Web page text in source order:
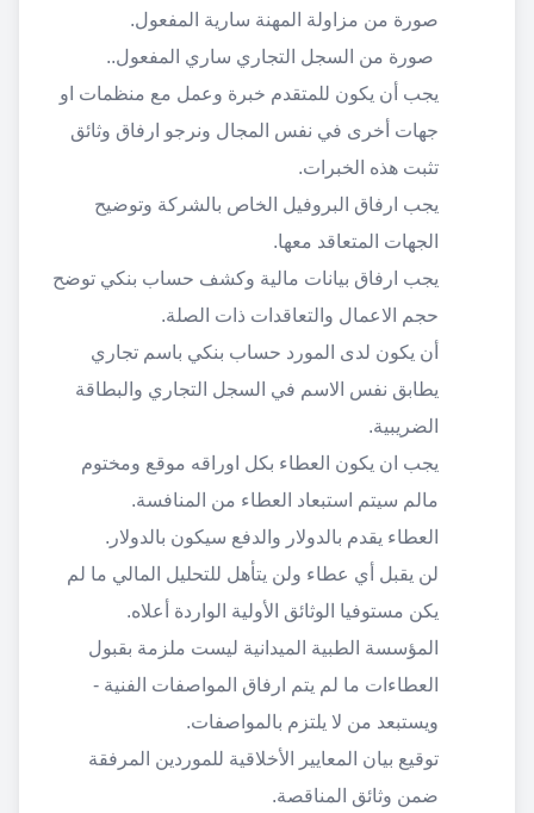
صورة من مزاولة المهنة سارية المفعول.
صورة من السجل التجاري ساري المفعول..
يجب أن يكون للمتقدم خبرة وعمل مع منظمات او
جهات أخرى في نفس المجال ونرجو ارفاق وثائق
تثبت هذه الخبرات.
يجب ارفاق البروفيل الخاص بالشركة وتوضيح
الجهات المتعاقد معها.
يجب ارفاق بيانات مالية وكشف حساب بنكي توضح
حجم الاعمال والتعاقدات ذات الصلة.
أن يكون لدى المورد حساب بنكي باسم تجاري
يطابق نفس الاسم في السجل التجاري والبطاقة
الضريبية.
يجب ان يكون العطاء بكل اوراقه موقع ومختوم
مالم سيتم استبعاد العطاء من المنافسة.
العطاء يقدم بالدولار والدفع سيكون بالدولار.
لن يقبل أي عطاء ولن يتأهل للتحليل المالي ما لم
يكن مستوفيا الوثائق الأولية الواردة أعلاه.
المؤسسة الطبية الميدانية ليست ملزمة بقبول
العطاءات ما لم يتم ارفاق المواصفات الفنية -
ويستبعد من لا يلتزم بالمواصفات.
توقيع بيان المعايير الأخلاقية للموردين المرفقة
ضمن وثائق المناقصة.